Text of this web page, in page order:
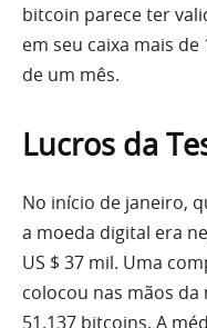
bitcoin parece ter
em seu caixa mais
de um mês.
Lucros da
No início de janeiro,
a moeda digital era
US $ 37 mil. Uma
colocou nas mãos
51.137 bitcoins. A